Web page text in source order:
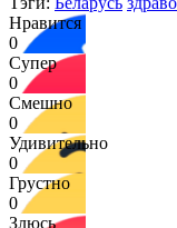
Нравится
0
Супер
0
Смешно
0
Удивительно
0
Грустно
0
Злюсь